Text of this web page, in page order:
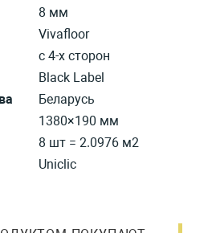
8 мм
Vivafloor
с 4-х сторон
Black Label
Беларусь
1380×190 мм
8 шт = 2.0976 м2
Uniclic